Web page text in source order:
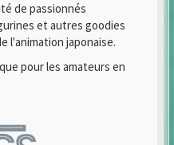
de passionnés
et autres goodies
l'animation japonaise.
pour les amateurs en